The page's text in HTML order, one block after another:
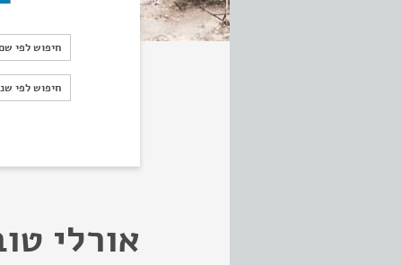
חיפוש לפי
חיפוש לפי
חיפוש לפי
אורלי